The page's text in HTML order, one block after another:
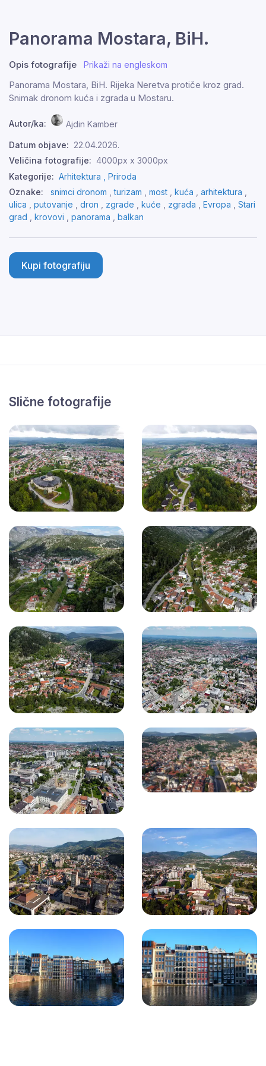
Panorama Mostara, BiH.
Opis fotografije Prikaži na engleskom
Panorama Mostara, BiH. Rijeka Neretva protiče kroz grad.
Snimak dronom kuća i zgrada u Mostaru.
Autor/ka: Ajdin Kamber
Datum objave: 22.04.2026.
Veličina fotografije: 4000px x 3000px
Kategorije: Arhitektura , Priroda
Oznake:
snimci dronom ,turizam most kuća arhitektura
ulica
putovanje dron zgrade kuće zgrada Evropa
Stari
grad
krovovi panorama balkan
Kupi fotografiju
Slične fotografije